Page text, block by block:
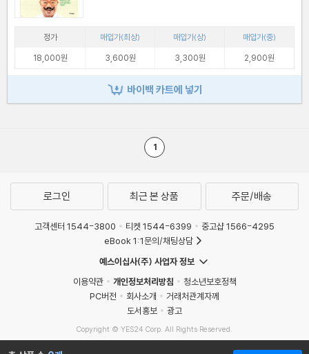
정가 매입가(최상) 매입가(상)
매입가(중)
18,000원
3,600원 3,300원 2,900원
바이백 카트에 넣기
1
로그인 최근 본 상품 주문/배송
고객센터 1544-3800 티켓 1544-6399
중고샵 1566-4295
eBook 1:1문의/채팅상담
예스이십사(주) 사업자 정보
이용약관
개인정보처리방침
청소년보호정책
PC버전
회사소개
거래처관계자께
도서홍보
광고
Copyright © YES24 Corp. All Rights Reserved.
MATOM3